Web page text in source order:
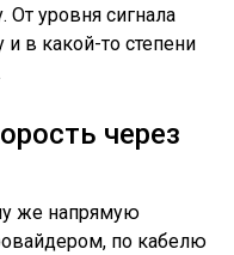
От уровня сигнала
и в какой-то степени
через
же напрямую
по кабелю